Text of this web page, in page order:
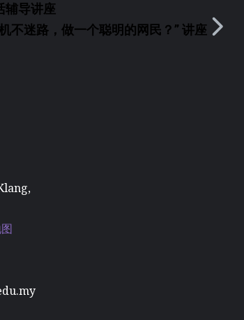
辅导讲座
不迷路，做一个聪明的网民？” 讲座